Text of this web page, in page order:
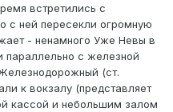
встретились с
с ней пересекли огромную
- ненамного Уже Невы в
параллельно с железной
(ст.
к вокзалу (представляет
кассой и небольшим залом